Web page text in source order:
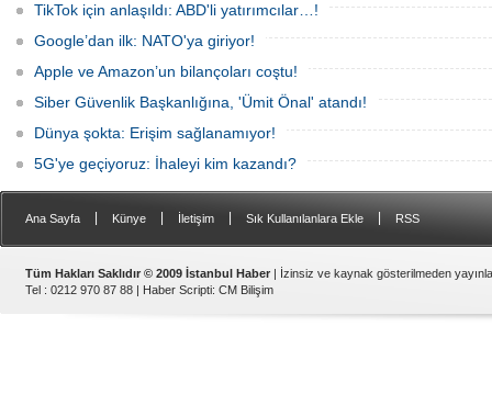
TikTok için anlaşıldı: ABD'li yatırımcılar…!
Google’dan ilk: NATO'ya giriyor!
Apple ve Amazon’un bilançoları coştu!
Siber Güvenlik Başkanlığına, 'Ümit Önal' atandı!
Dünya şokta: Erişim sağlanamıyor!
5G'ye geçiyoruz: İhaleyi kim kazandı?
Ana Sayfa Künye İletişim Sık Kullanılanlara Ekle RSS
Tüm Hakları Saklıdır © 2009 İstanbul Haber | İzinsiz ve kaynak gösterilmeden
Tel : 0212 970 87 88 | Haber Scripti: CM Bilişim